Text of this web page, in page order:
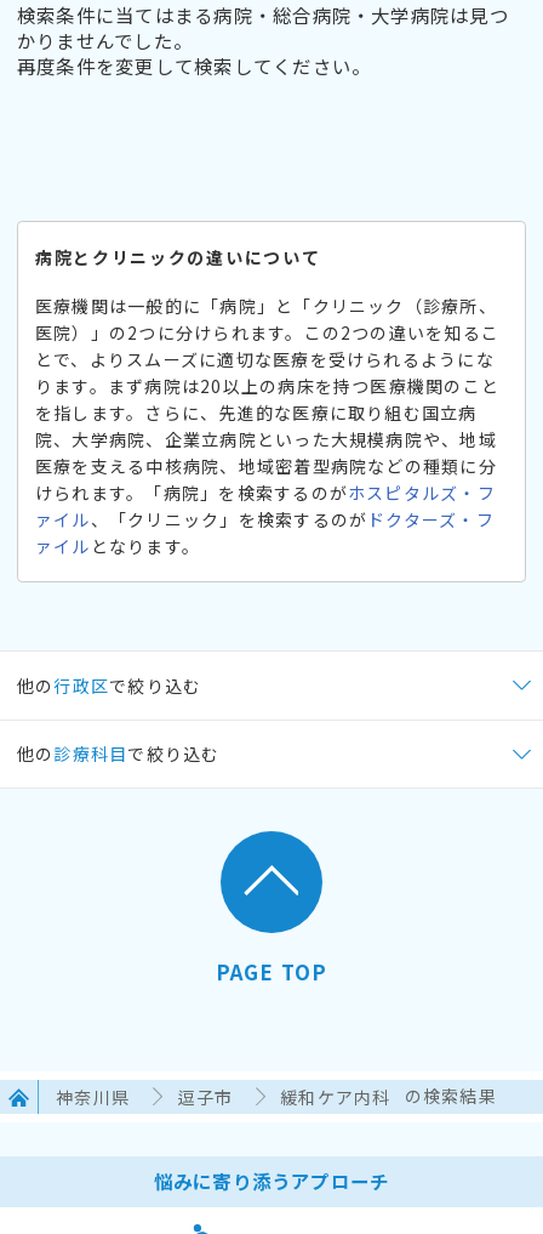
検索条件に当てはまる病院・総合病院・大学病院は見つ
かりませんでした。
再度条件を変更して検索してください。
病院とクリニックの違いについて
医療機関は一般的に「病院」と「クリニック（診療所、
医院）」の2つに分けられます。この2つの違いを知るこ
とで、よりスムーズに適切な医療を受けられるようにな
ります。まず病院は20以上の病床を持つ医療機関のこと
を指します。さらに、先進的な医療に取り組む国立病
院、大学病院、企業立病院といった大規模病院や、地域
医療を支える中核病院、地域密着型病院などの種類に分
けられます。「病院」を検索するのがホスピタルズ・フ
ァイル、「クリニック」を検索するのが ドクターズ・フ
ァイル となります。
他の行政区で絞り込む
他の 診療科目で絞り込む
PAGE TOP
神奈川県 逗子市 緩和ケア内科 の検索結果
悩みに寄り添うアプローチ